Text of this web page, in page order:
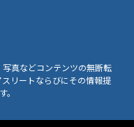
真などコンテンツの無断転
リートならびにその情報提
。